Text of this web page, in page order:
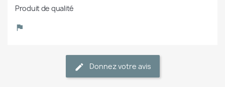
Produit de qualité
Donnez votre avis